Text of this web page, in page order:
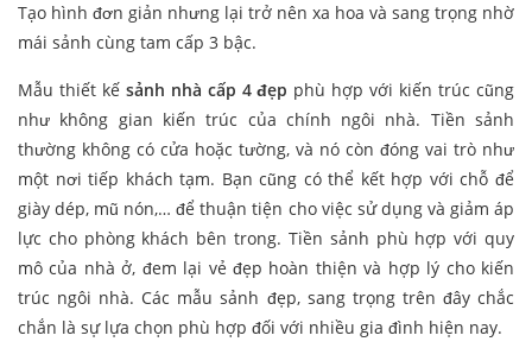
Tạo hình đơn giản nhưng lại trở nên xa hoa và sang trọng nhờ
mái sảnh cùng tam cấp 3 bậc.
Mẫu thiết kế sảnh nhà cấp 4 đẹp phù hợp với kiến trúc cũng
như không gian kiến trúc của chính ngôi nhà. Tiền sảnh
thường không có cửa hoặc tường, và nó còn đóng vai trò như
một nơi tiếp khách tạm. Bạn cũng có thể kết hợp với chỗ để
giày dép, mũ nón,… để thuận tiện cho việc sử dụng và giảm áp
lực cho phòng khách bên trong. Tiền sảnh phù hợp với quy
mô của nhà ở, đem lại vẻ đẹp hoàn thiện và hợp lý cho kiến
trúc ngôi nhà. Các mẫu sảnh đẹp, sang trọng trên đây chắc
chắn là sự lựa chọn phù hợp đối với nhiều gia đình hiện nay.